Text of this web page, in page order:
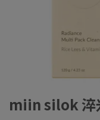
miin silok 淬